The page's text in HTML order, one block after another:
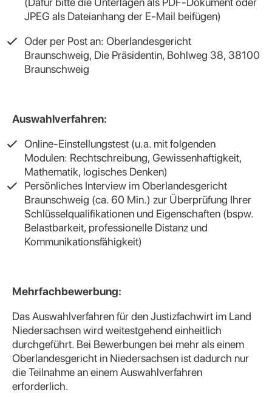
JPEG als Dateianhang der E-Mail beifügen)
Oder per Post an: Oberlandesgericht
Braunschweig, Die Präsidentin, Bohlweg 38, 38100
Braunschweig
Auswahlverfahren:
Online-Einstellungstest (u.a. mit folgenden
Modulen: Rechtschreibung, Gewissenhaftigkeit,
Mathematik, logisches Denken)
Persönliches Interview im Oberlandesgericht
Braunschweig (ca. 60 Min.) zur Überprüfung Ihrer
Schlüsselqualifikationen und Eigenschaften (bspw.
Belastbarkeit, professionelle Distanz und
Kommunikationsfähigkeit)
Mehrfachbewerbung:
Das Auswahlverfahren für den Justizfachwirt im Land
Niedersachsen wird weitestgehend einheitlich
durchgeführt. Bei Bewerbungen bei mehr als einem
Oberlandesgericht in Niedersachsen ist dadurch nur
die Teilnahme an einem Auswahlverfahren
erforderlich.